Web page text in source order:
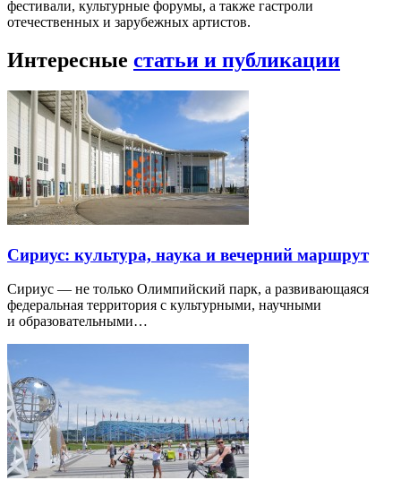
фестивали, культурные форумы, а также гастроли
отечественных и зарубежных артистов.
Интересные статьи и публикации
Сириус: культура, наука и вечерний маршрут
Сириус — не только Олимпийский парк, а развивающаяся
федеральная территория с культурными, научными
и образовательными…